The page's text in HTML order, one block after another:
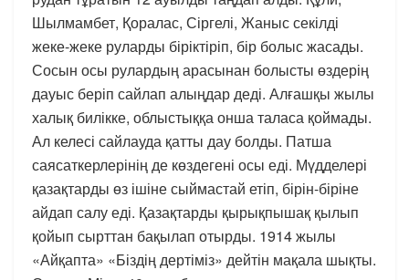
Шылмамбет, Қоралас, Сіргелі, Жаныс секілді
жеке-жеке руларды біріктіріп, бір болыс жасады.
Сосын осы рулардың арасынан болысты өздерің
дауыс беріп сайлап алыңдар деді. Алғашқы жылы
халық билікке, облыстыққа онша таласа қоймады.
Ал келесі сайлауда қатты дау болды. Патша
саясаткерлерінің де көздегені осы еді. Мүдделері
қазақтарды өз ішіне сыймастай етіп, бірін-біріне
айдап салу еді. Қазақтарды қырықпышақ қылып
қойып сырттан бақылап отырды. 1914 жылы
«Айқапта» «Біздің дертіміз» дейтін мақала шықты.